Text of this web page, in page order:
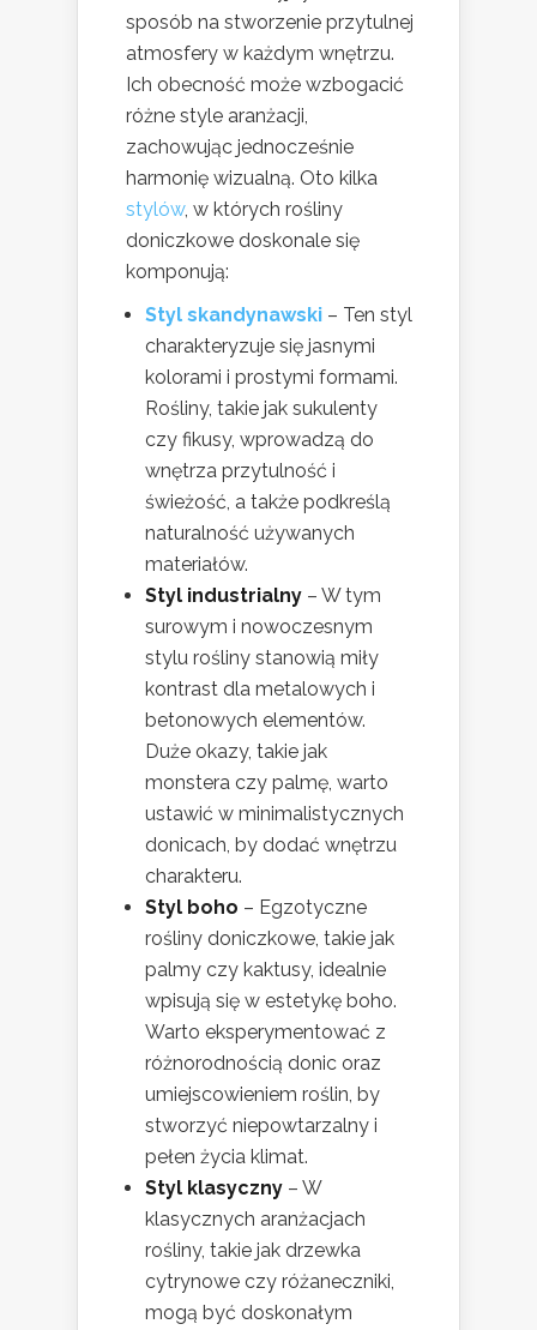
sposób na stworzenie przytulnej
atmosfery w każdym wnętrzu.
Ich obecność może wzbogacić
różne style aranżacji,
zachowując jednocześnie
harmonię wizualną. Oto kilka
stylów, w których rośliny
doniczkowe doskonale się
komponują:
Styl skandynawski – Ten styl
charakteryzuje się jasnymi
kolorami i prostymi formami.
Rośliny, takie jak sukulenty
czy fikusy, wprowadzą do
wnętrza przytulność i
świeżość, a także podkreślą
naturalność używanych
materiałów.
Styl industrialny – W tym
surowym i nowoczesnym
stylu rośliny stanowią miły
kontrast dla metalowych i
betonowych elementów.
Duże okazy, takie jak
monstera czy palmę, warto
ustawić w minimalistycznych
donicach, by dodać wnętrzu
charakteru.
Styl boho – Egzotyczne
rośliny doniczkowe, takie jak
palmy czy kaktusy, idealnie
wpisują się w estetykę boho.
Warto eksperymentować z
różnorodnością donic oraz
umiejscowieniem roślin, by
stworzyć niepowtarzalny i
pełen życia klimat.
Styl klasyczny – W
klasycznych aranżacjach
rośliny, takie jak drzewka
cytrynowe czy różaneczniki,
mogą być doskonałym